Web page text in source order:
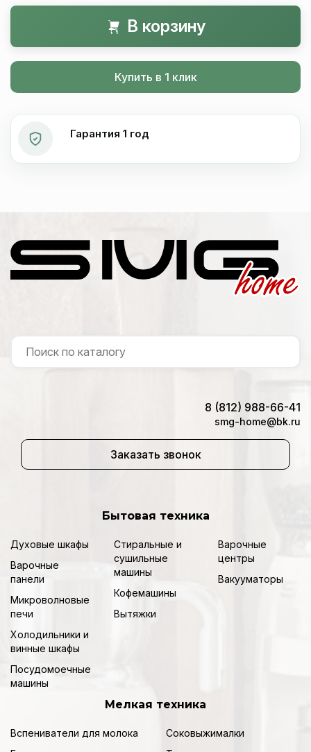
В корзину
Купить в 1 клик
Гарантия 1 год
8 (812) 988-66-41
smg-home@bk.ru
Заказать звонок
Бытовая техника
Духовые шкафы
Варочные
панели
Микроволновые
печи
Холодильники и
винные шкафы
Посудомоечные
машины
Стиральные и
сушильные
машины
Кофемашины
Вытяжки
Варочные
центры
Вакууматоры
Мелкая техника
Вспениватели для молока
Соковыжималки